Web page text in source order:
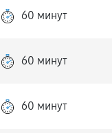
60 минут
60 минут
60 минут